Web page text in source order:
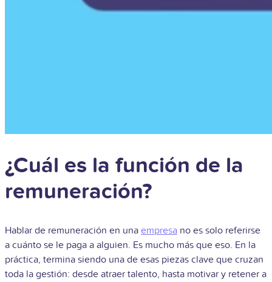
¿Cuál es la función de la
remuneración?
Hablar de remuneración en una empresa no es solo referirse
a cuánto se le paga a alguien. Es mucho más que eso. En la
práctica, termina siendo una de esas piezas clave que cruzan
toda la gestión: desde atraer talento, hasta motivar y retener a